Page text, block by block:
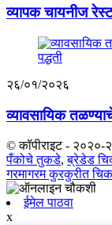
व्यापक चायनीज
२६/०१/२०२६
व्यावसायिक
© कॉपीराइट - २०२०-
पँकोचे तुकडे,ब्रेडेड
गरमागरम कुरकुरीत
ईमेल पाठवा
x